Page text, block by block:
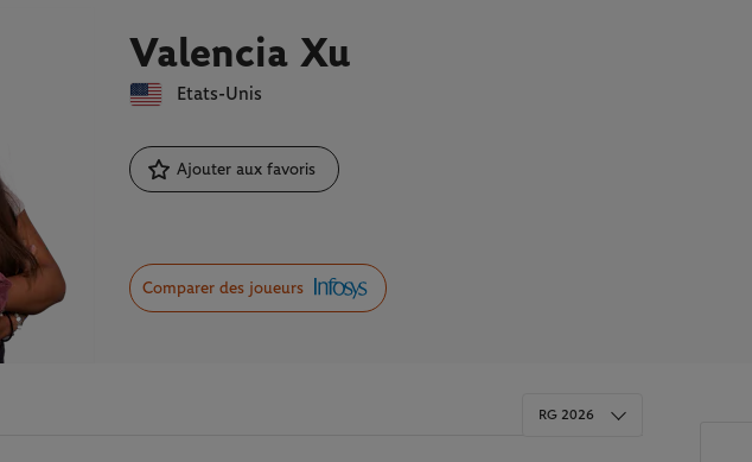
Valencia Xu
Etats-Unis
Ajouter aux favoris
Comparer des joueurs
RG 2026